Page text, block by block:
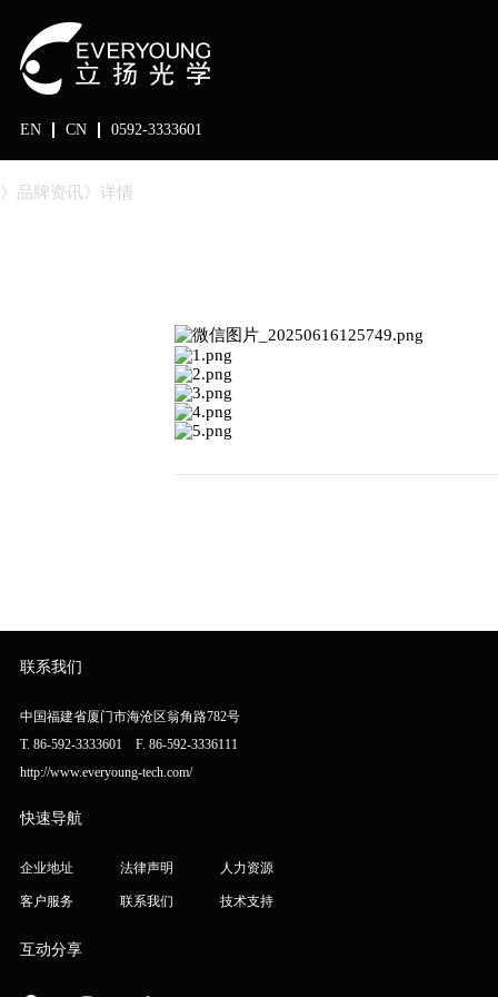
EN CN 0592-3333601
》品牌资讯》详情
联系我们
中国福建省厦门市海沧区翁角路782号
T. 86-592-3333601 F. 86-592-3336111
http://www.everyoung-tech.com/
快速导航
企业地址 法律声明 人力资源
客户服务 联系我们 技术支持
互动分享